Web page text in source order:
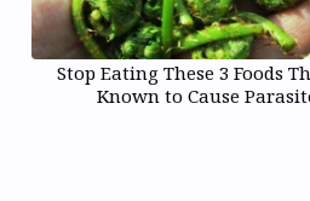
Stop Eating These 3 Foods
Known to Cause